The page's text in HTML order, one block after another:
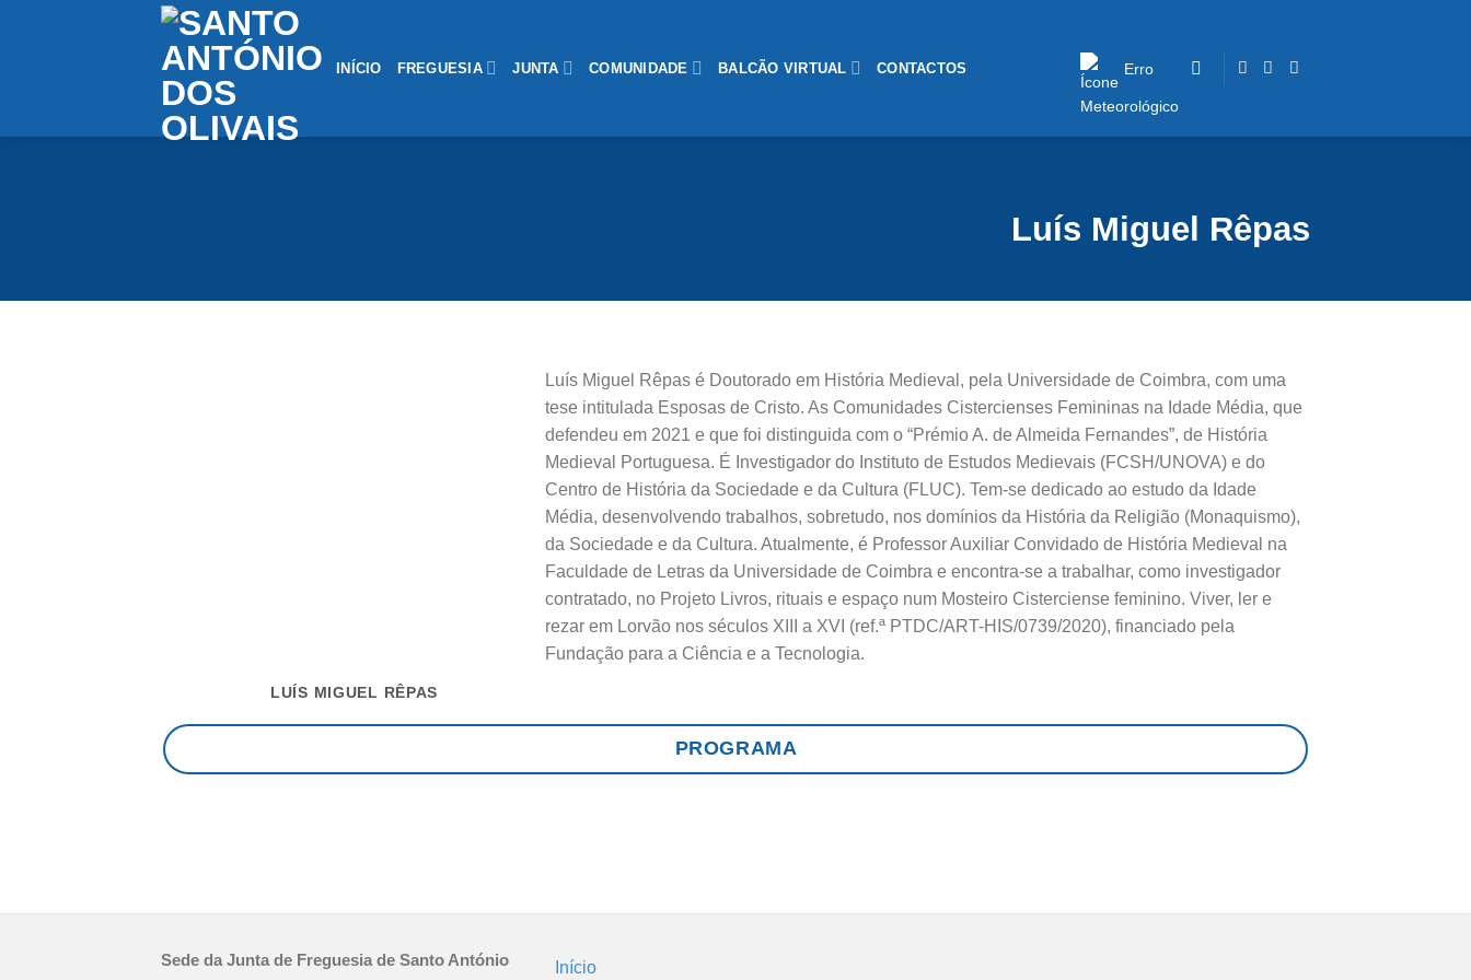
INÍCIO FREGUESIA JUNTA COMUNIDADE BALCÃO VIRTUAL CONTACTOS Erro
Luís Miguel Rêpas
LUÍS MIGUEL RÊPAS
Luís Miguel Rêpas é Doutorado em História Medieval, pela Universidade de Coimbra, com uma
tese intitulada Esposas de Cristo. As Comunidades Cistercienses Femininas na Idade Média, que
defendeu em 2021 e que foi distinguida com o “Prémio A. de Almeida Fernandes”, de História
Medieval Portuguesa. É Investigador do Instituto de Estudos Medievais (FCSH/UNOVA) e do
Centro de História da Sociedade e da Cultura (FLUC). Tem-se dedicado ao estudo da Idade
Média, desenvolvendo trabalhos, sobretudo, nos domínios da História da Religião (Monaquismo),
da Sociedade e da Cultura. Atualmente, é Professor Auxiliar Convidado de História Medieval na
Faculdade de Letras da Universidade de Coimbra e encontra-se a trabalhar, como investigador
contratado, no Projeto Livros, rituais e espaço num Mosteiro Cisterciense feminino. Viver, ler e
rezar em Lorvão nos séculos XIII a XVI (ref.ª PTDC/ART-HIS/0739/2020), financiado pela
Fundação para a Ciência e a Tecnologia.
PROGRAMA
Sede da Junta de Freguesia de Santo António
Início